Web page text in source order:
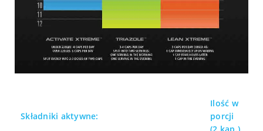
Składniki aktywne:
Ilość w
porcji